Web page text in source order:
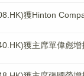
獲Hinton
獲主席單偉彪